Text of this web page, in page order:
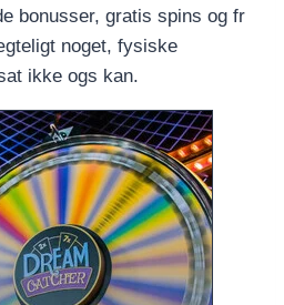
bonusser, gratis spins og fr
noget, fysiske
ikke ogs kan.